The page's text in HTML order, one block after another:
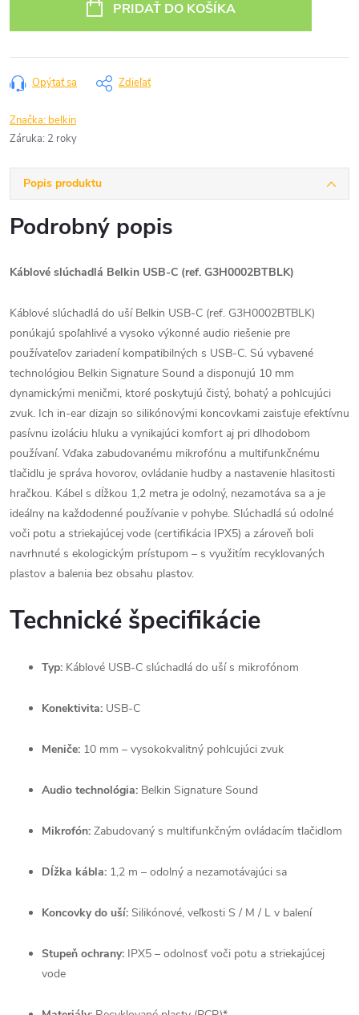
PRIDAŤ DO KOŠÍKA
Opýtať sa Zdieľať
Značka: belkin
Záruka: 2 roky
Popis produktu
Podrobný popis
Káblové slúchadlá Belkin USB-C (ref. G3H0002BTBLK)
Káblové slúchadlá do uší Belkin USB-C (ref. G3H0002BTBLK)
ponúkajú spoľahlivé a vysoko výkonné audio riešenie pre
používateľov zariadení kompatibilných s USB-C. Sú vybavené
technológiou Belkin Signature Sound a disponujú 10 mm
dynamickými meničmi, ktoré poskytujú čistý, bohatý a pohlcujúci
zvuk. Ich in-ear dizajn so silikónovými koncovkami zaisťuje efektívnu
pasívnu izoláciu hluku a vynikajúci komfort aj pri dlhodobom
používaní. Vďaka zabudovanému mikrofónu a multifunkčnému
tlačidlu je správa hovorov, ovládanie hudby a nastavenie hlasitosti
hračkou. Kábel s dĺžkou 1,2 metra je odolný, nezamotáva sa a je
ideálny na každodenné používanie v pohybe. Slúchadlá sú odolné
voči potu a striekajúcej vode (certifikácia IPX5) a zároveň boli
navrhnuté s ekologickým prístupom – s využitím recyklovaných
plastov a balenia bez obsahu plastov.
Technické špecifikácie
Typ: Káblové USB-C slúchadlá do uší s mikrofónom
Konektivita: USB-C
Meniče: 10 mm – vysokokvalitný pohlcujúci zvuk
Audio technológia: Belkin Signature Sound
Mikrofón: Zabudovaný s multifunkčným ovládacím tlačidlom
Dĺžka kábla: 1,2 m – odolný a nezamotávajúci sa
Koncovky do uší: Silikónové, veľkosti S / M / L v balení
Stupeň ochrany: IPX5 – odolnosť voči potu a striekajúcej
vode